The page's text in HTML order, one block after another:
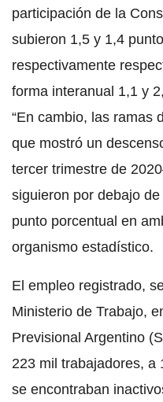
participación de la
subieron 1,5 y 1,4
respectivamente
forma interanual 1,1 y
“En cambio, las ramas
que mostró un
tercer trimestre de
siguieron por debajo
punto porcentual en
organismo estadístico.
El empleo registrado,
Ministerio de Trabajo,
Previsional Argentino
223 mil trabajadores, a
se encontraban